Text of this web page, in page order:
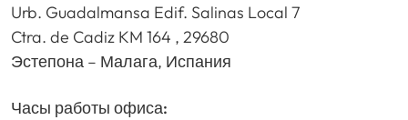
Urb. Guadalmansa Edif. Salinas Local 7
Ctra. de Cadiz KM 164 , 29680
Эстепона – Малага, Испания
Часы работы офиса: